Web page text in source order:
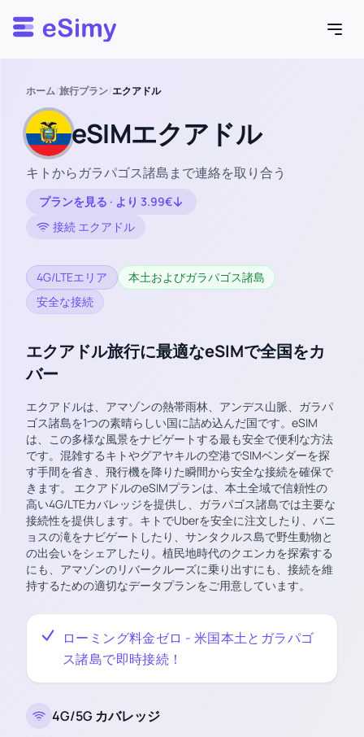
Esimy
ホーム/旅行プラン/エクアドル
eSIMエクアドル
キトからガラパゴス諸島まで連絡を取り合う
プランを見る · より 3.99€
接続 エクアドル
4G/LTEエリア
本土およびガラパゴス諸島
安全な接続
エクアドル旅行に最適なeSIMで全国をカ
バー
エクアドルは、アマゾンの熱帯雨林、アンデス山脈、ガラパ
ゴス諸島を1つの素晴らしい国に詰め込んだ国です。eSIM
は、この多様な風景をナビゲートする最も安全で便利な方法
です。混雑するキトやグアヤキルの空港でSIMベンダーを探
す手間を省き、飛行機を降りた瞬間から安全な接続を確保で
きます。 エクアドルのeSIMプランは、本土全域で信頼性の
高い4G/LTEカバレッジを提供し、ガラパゴス諸島では主要な
接続性を提供します。キトでUberを安全に注文したり、バニ
ョスの滝をナビゲートしたり、サンタクルス島で野生動物と
の出会いをシェアしたり。植民地時代のクエンカを探索する
にも、アマゾンのリバークルーズに乗り出すにも、接続を維
持するための適切なデータプランをご用意しています。
ローミング料金ゼロ - 米国本土とガラパゴ
ス諸島で即時接続！
4G/5G カバレッジ